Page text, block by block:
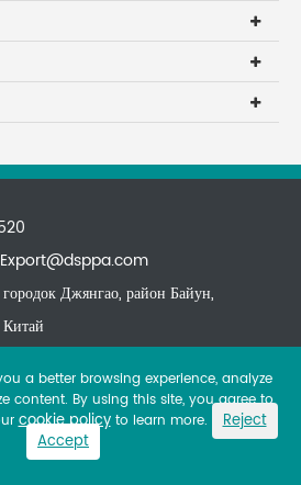
Export@dsppa.com
Джянгао, район Байун,
©All rights reserved.
a better browsing experience, analyze
content. By using this site, you agree to
cookie policyto learn more.
Reject
Accept